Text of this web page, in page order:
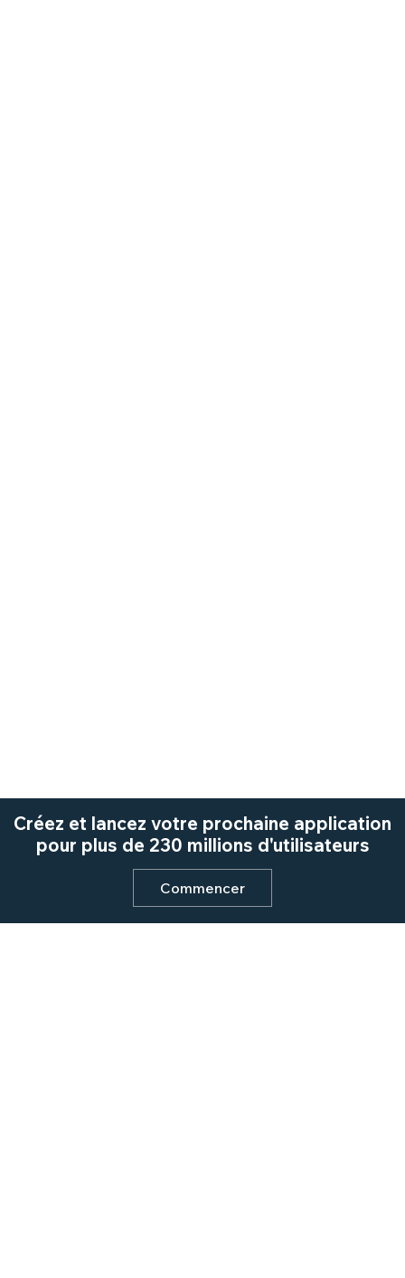
Créez et lancez votre prochaine application
pour plus de 230 millions d'utilisateurs
Commencer